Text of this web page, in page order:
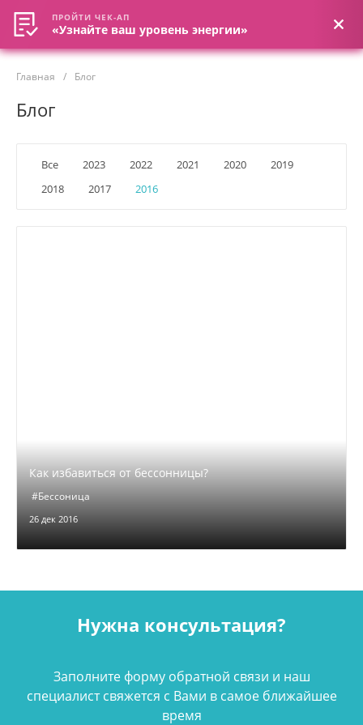
Главная / Блог
Блог
Все 2023 2022 2021 2020
2019
2018
2017 2016
Как избавиться от бессонницы?
#Бессоница
26 дек 2016
Нужна консультация?
Заполните форму обратной связи и наш
специалист свяжется с Вами в самое ближайшее
время
ПРОЙТИ ЧЕК-АП
«Узнайте ваш уровень энергии»
ПРОЙТИ ЧЕК-АП
«Узнайте ваш уровень энергии»